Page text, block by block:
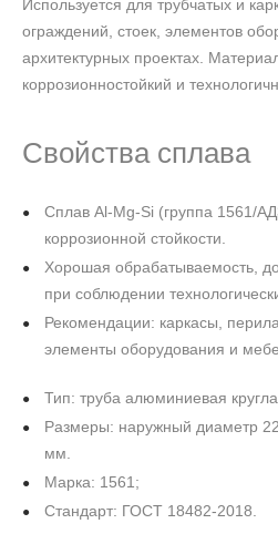
Используется для трубчатых и
ограждений, стоек, элементов
архитектурных проектах.
коррозионностойкий и
Свойства сплава
Сплав Al‑Mg‑Si (группа 1561/
коррозионной стойкости.
Хорошая обрабатываемость,
при соблюдении
Рекомендации: каркасы,
элементы оборудования и
Тип: труба алюминиевая
Размеры: наружный диаметр
мм.
Марка: 1561;
Стандарт: ГОСТ 18482-2018.